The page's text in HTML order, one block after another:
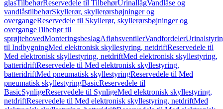
glasTilbehørReservedele til TilbehørUrinallågVandlåse og
vandlåstilbehørSkyllerør, skyllerørsbøjninger og
overgangeReservedele til Skyllerør, skyllerørsbøjninger og
overgangeTilbehør til
sprøjtehovedMonteringsbeslagAfløbsventilerVandfordeler
til IndbygningMed elektronisk skyllestyring, netdriftReservedele til
Med elektronisk skyllestyring, netdriftMed elektronisk skyllestyring,
batteridriftReservedele til Med elektronisk skyllestyring,
batteridriftMed pneumatisk skyllestyringReservedele til Med
pneumatisk skyllestyringBasicReservedele til
BasicSynligeReservedele til SynligeMed elektronisk skyllestyring,
netdriftReservedele til Med elektronisk skyllestyring, netdriftMed